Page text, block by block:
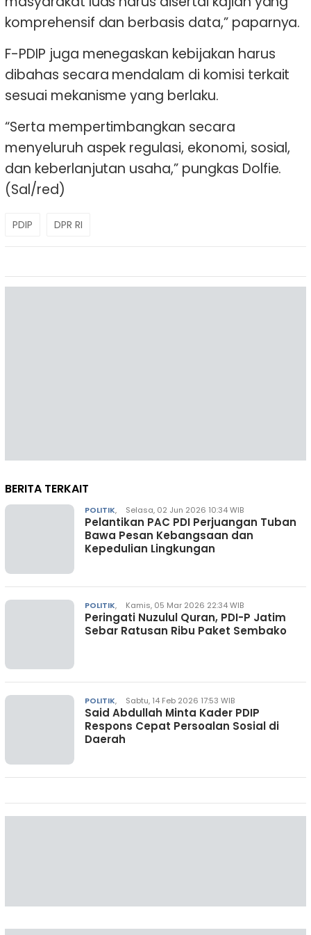
komprehensif dan berbasis data,” paparnya.
F-PDIP juga menegaskan kebijakan harus
dibahas secara mendalam di komisi terkait
sesuai mekanisme yang berlaku.
“Serta mempertimbangkan secara
menyeluruh aspek regulasi, ekonomi, sosial,
dan keberlanjutan usaha,” pungkas Dolfie.
(Sal/red)
PDIP DPR RI
BERITA TERKAIT
POLITIK, Selasa, 02 Jun 2026 10:34 WIB
Pelantikan PAC PDI Perjuangan Tuban
Bawa Pesan Kebangsaan dan
Kepedulian Lingkungan
POLITIK, Kamis, 05 Mar 2026 22:34 WIB
Peringati Nuzulul Quran, PDI-P Jatim
Sebar Ratusan Ribu Paket Sembako
POLITIK, Sabtu, 14 Feb 2026 17:53 WIB
Said Abdullah Minta Kader PDIP
Respons Cepat Persoalan Sosial di
Daerah